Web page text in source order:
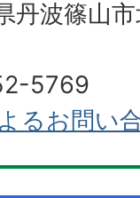
波篠山
5769
るお問い